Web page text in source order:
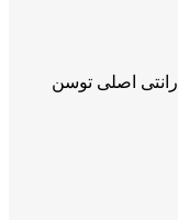
اصلی توسن